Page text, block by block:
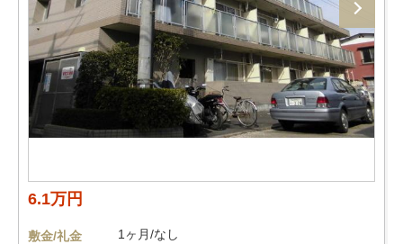
6.1万円
敷金/礼金
1ヶ月/なし